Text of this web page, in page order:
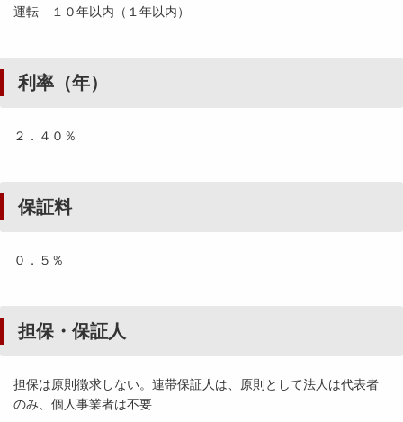
運転 １０年以内（１年以内）
利率（年）
２．４０％
保証料
０．５％
担保・保証人
担保は原則徴求しない。連帯保証人は、原則として法人は代表者
のみ、個人事業者は不要